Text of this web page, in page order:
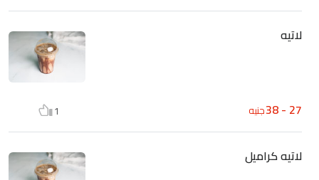
لاتيه
27 - 38 جنيه 1
لاتيه كراميل